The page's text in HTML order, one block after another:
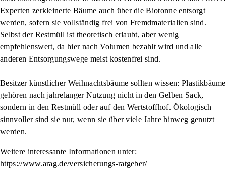
Experten zerkleinerte Bäume auch über die Biotonne entsorgt
werden, sofern sie vollständig frei von Fremdmaterialien sind.
Selbst der Restmüll ist theoretisch erlaubt, aber wenig
empfehlenswert, da hier nach Volumen bezahlt wird und alle
anderen Entsorgungswege meist kostenfrei sind.
Besitzer künstlicher Weihnachtsbäume sollten wissen: Plastikbäume
gehören nach jahrelanger Nutzung nicht in den Gelben Sack,
sondern in den Restmüll oder auf den Wertstoffhof. Ökologisch
sinnvoller sind sie nur, wenn sie über viele Jahre hinweg genutzt
werden.
Weitere interessante Informationen unter:
https://www.arag.de/versicherungs-ratgeber/